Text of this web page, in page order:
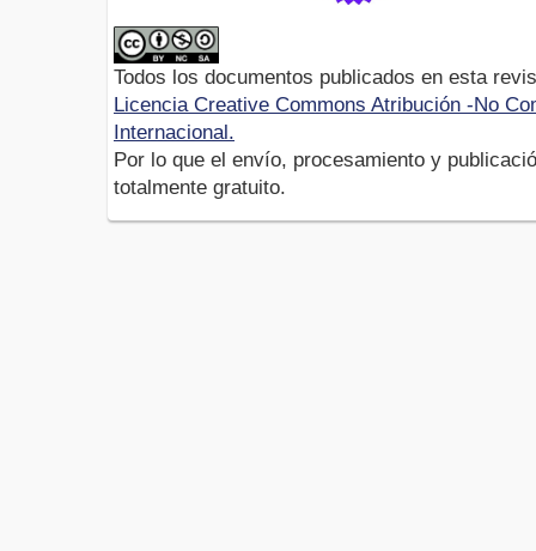
Todos los documentos publicados en esta
Licencia Creative Commons Atribución -No
Internacional.
Por lo que el envío, procesamiento y
totalmente gratuito.